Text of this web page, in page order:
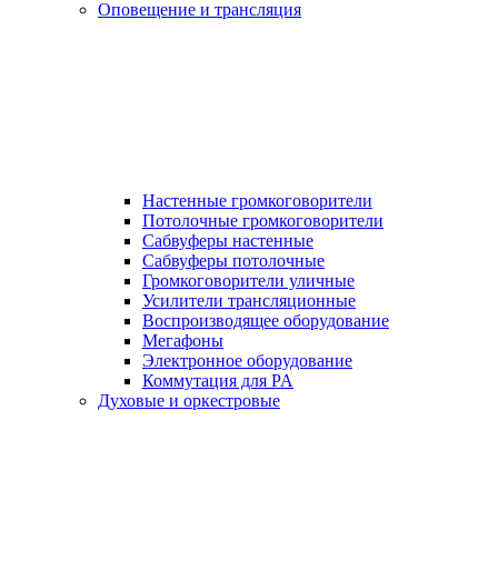
Оповещение и трансляция
Настенные громкоговорители
Потолочные громкоговорители
Сабвуферы настенные
Сабвуферы потолочные
Громкоговорители уличные
Усилители трансляционные
Воспроизводящее оборудование
Мегафоны
Электронное оборудование
Коммутация для PA
Духовые и оркестровые